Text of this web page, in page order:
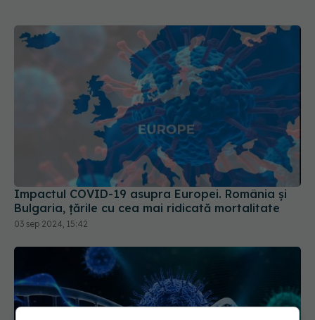
Impactul COVID-19 asupra Europei. România și
Bulgaria, țările cu cea mai ridicată mortalitate
03 sep 2024, 15:42